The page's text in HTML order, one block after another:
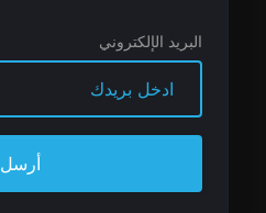
البريد الإلكتروني
أرسل